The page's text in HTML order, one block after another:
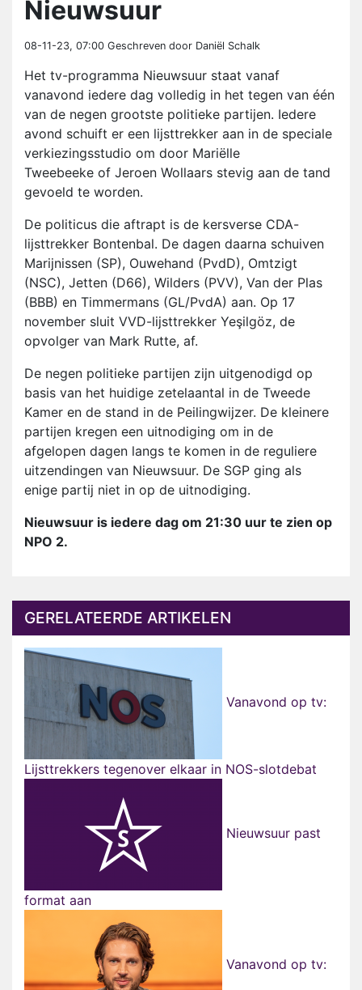
Nieuwsuur
08-11-23, 07:00 Geschreven door Daniël Schalk
Het tv-programma Nieuwsuur staat vanaf
vanavond iedere dag volledig in het tegen van één
van de negen grootste politieke partijen. Iedere
avond schuift er een lijsttrekker aan in de speciale
verkiezingsstudio om door Mariëlle
Tweebeeke of Jeroen Wollaars stevig aan de tand
gevoeld te worden.
De politicus die aftrapt is de kersverse CDA-
lijsttrekker Bontenbal. De dagen daarna schuiven
Marijnissen (SP), Ouwehand (PvdD), Omtzigt
(NSC), Jetten (D66), Wilders (PVV), Van der Plas
(BBB) en Timmermans (GL/PvdA) aan. Op 17
november sluit VVD-lijsttrekker Yeşilgöz, de
opvolger van Mark Rutte, af.
De negen politieke partijen zijn uitgenodigd op
basis van het huidige zetelaantal in de Tweede
Kamer en de stand in de Peilingwijzer. De kleinere
partijen kregen een uitnodiging om in de
afgelopen dagen langs te komen in de reguliere
uitzendingen van Nieuwsuur. De SGP ging als
enige partij niet in op de uitnodiging.
Nieuwsuur is iedere dag om 21:30 uur te zien op
NPO 2.
GERELATEERDE ARTIKELEN
Vanavond op tv:
Lijsttrekkers tegenover elkaar in NOS-slotdebat
Nieuwsuur past
format aan
Vanavond op tv: